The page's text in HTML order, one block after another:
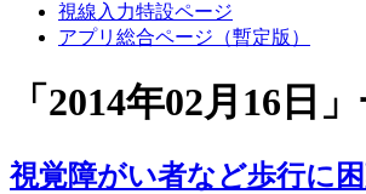
視線入力特設ページ
アプリ総合ページ（暫定版）
「 2014年02月16日 」
視覚障がい者など歩行に